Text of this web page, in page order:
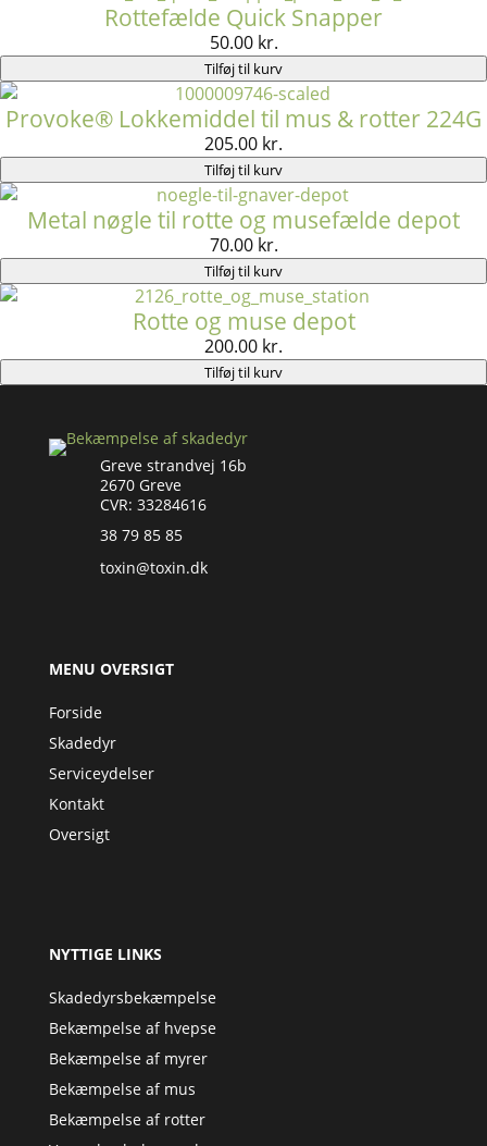
Rottefælde Quick Snapper
50.00 kr.
Tilføj til kurv
Provoke® Lokkemiddel til mus & rotter 224G
205.00 kr.
Tilføj til kurv
Metal nøgle til rotte og musefælde depot
70.00 kr.
Tilføj til kurv
Rotte og muse depot
200.00 kr.
Tilføj til kurv
Greve strandvej 16b
2670 Greve
CVR: 33284616
38 79 85 85
toxin@toxin.dk
MENU OVERSIGT
Forside
Skadedyr
Serviceydelser
Kontakt
Oversigt
NYTTIGE LINKS
Skadedyrsbekæmpelse
Bekæmpelse af hvepse
Bekæmpelse af myrer
Bekæmpelse af mus
Bekæmpelse af rotter